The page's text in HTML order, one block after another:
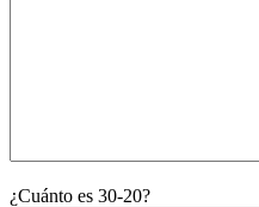
¿Cuánto es 30-20?